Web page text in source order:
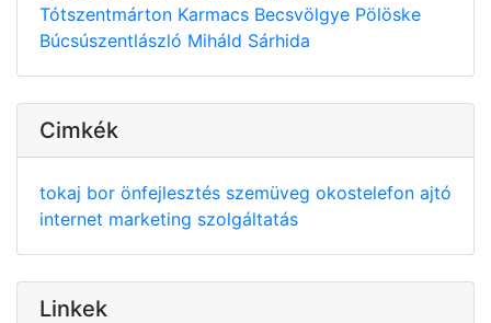
Tótszentmárton Karmacs Becsvölgye Pölöske
Búcsúszentlászló Miháld Sárhida
Cimkék
tokaj bor önfejlesztés szemüveg okostelefon ajtó
internet marketing szolgáltatás
Linkek